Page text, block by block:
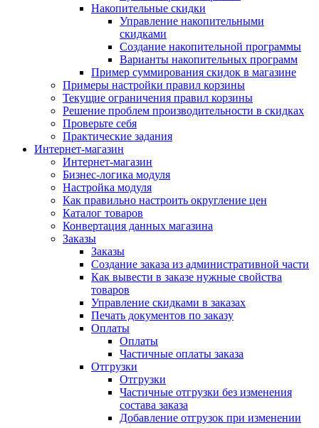
Накопительные скидки
Управление накопительными
скидками
Создание накопительной программы
Варианты накопительных программ
Пример суммирования скидок в магазине
Примеры настройки правил корзины
Текущие ограничения правил корзины
Решение проблем производительности в скидках
Проверьте себя
Практические задания
Интернет-магазин
Интернет-магазин
Бизнес-логика модуля
Настройка модуля
Как правильно настроить округление цен
Каталог товаров
Конвертация данных магазина
Заказы
Заказы
Создание заказа из административной части
Как вывести в заказе нужные свойства
товаров
Управление скидками в заказах
Печать документов по заказу
Оплаты
Оплаты
Частичные оплаты заказа
Отгрузки
Отгрузки
Частичные отгрузки без изменения
состава заказа
Добавление отгрузок при изменении